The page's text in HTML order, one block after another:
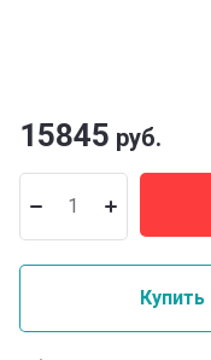
15845 руб.
Купить